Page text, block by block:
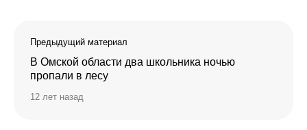
Предыдущий материал
В Омской области два школьника ночью
пропали в лесу
12 лет назад